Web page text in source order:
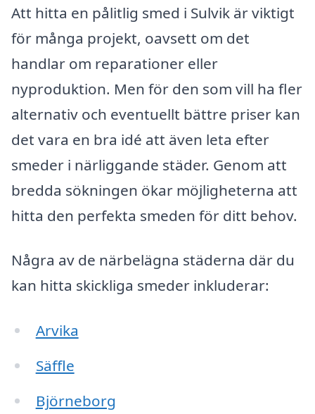
Att hitta en pålitlig smed i Sulvik är viktigt
för många projekt, oavsett om det
handlar om reparationer eller
nyproduktion. Men för den som vill ha fler
alternativ och eventuellt bättre priser kan
det vara en bra idé att även leta efter
smeder i närliggande städer. Genom att
bredda sökningen ökar möjligheterna att
hitta den perfekta smeden för ditt behov.
Några av de närbelägna städerna där du
kan hitta skickliga smeder inkluderar:
Arvika
Säffle
Björneborg